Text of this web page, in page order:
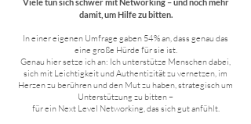
damit, um Hilfe zu bitten.
In einer eigenen Umfrage gaben 54 % an, dass genau das
eine große Hürde für sie ist.
Genau hier setze ich an: Ich unterstütze Menschen dabei,
sich mit Leichtigkeit und Authentizität zu vernetzen, im
Herzen zu berühren und den Mut zu haben, strategisch um
Unterstützung zu bitten –
für ein Next Level Networking, das sich gut anfühlt.